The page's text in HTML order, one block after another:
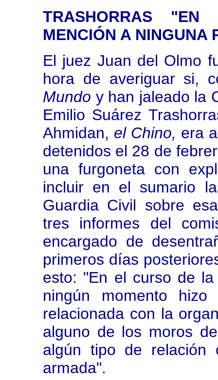
TRASHORRAS "EN
MENCIÓN A NINGUNA
El juez Juan del Olmo
hora de averiguar si,
Mundo y han jaleado la
Emilio Suárez
Ahmidan, el Chino, era
detenidos el 28 de
una furgoneta con
incluir en el sumario
Guardia Civil sobre
tres informes del
encargado de
primeros días
esto: "En el curso de
ningún momento
relacionada con la
alguno de los moros
algún tipo de relación
armada".